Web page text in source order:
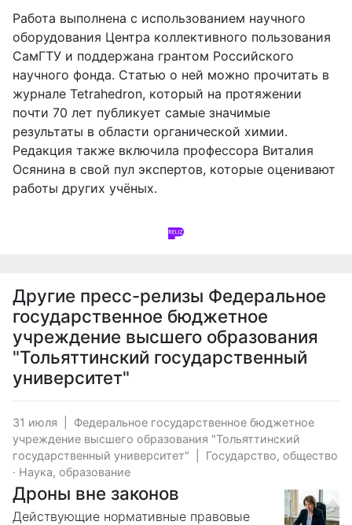
Работа выполнена с использованием научного
оборудования Центра коллективного пользования
СамГТУ и поддержана грантом Российского
научного фонда. Статью о ней можно прочитать в
журнале Tetrahedron, который на протяжении
почти 70 лет публикует самые значимые
результаты в области органической химии.
Редакция также включила профессора Виталия
Осянина в свой пул экспертов, которые оценивают
работы других учёных.
Другие пресс-релизы Федеральное
государственное бюджетное
учреждение высшего образования
"Тольяттинский государственный
университет"
31 июля
Федеральное государственное бюджетное
учреждение высшего образования "Тольяттинский
государственный университет"
Государство, общество
· Наука, образование
Дроны вне законов
Действующие нормативные правовые